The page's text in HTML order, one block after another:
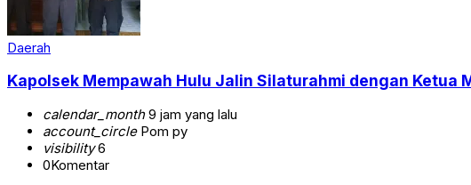
Daerah
Kapolsek Mempawah Hulu Jalin Silaturahmi dengan Ketua
calendar_month9 jam yang lalu
account_circlePom py
visibility6
0Komentar